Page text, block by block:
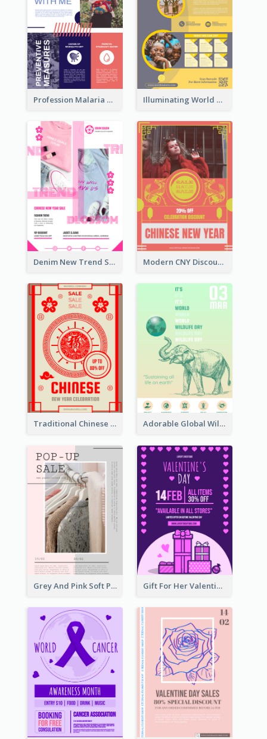
Profession Malaria Prevention Poster Design Illuminating World Malaria Day Promotion Poster Design
Denim New Trend Sale Poster Modern CNY Discount Poster Design
Traditional Chinese New Year Promotional Designs Adorable Global Wildlife Poster Design Idea
Grey And Pink Soft Photo Pop Up Sale Poster Gift For Her Valentine Celebration Poster Design Template